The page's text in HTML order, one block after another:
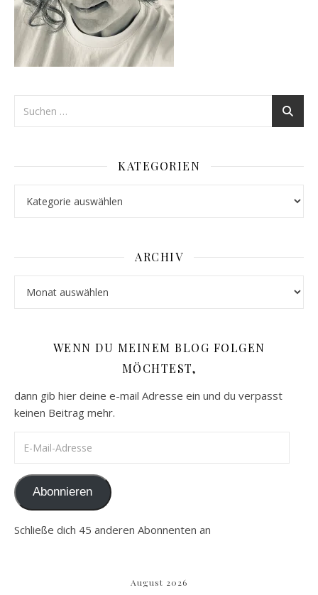
KATEGORIEN
ARCHIV
WENN DU MEINEM BLOG FOLGEN
MÖCHTEST,
dann gib hier deine e-mail Adresse ein und du verpasst
keinen Beitrag mehr.
Abonnieren
Schließe dich 45 anderen Abonnenten an
August 2026